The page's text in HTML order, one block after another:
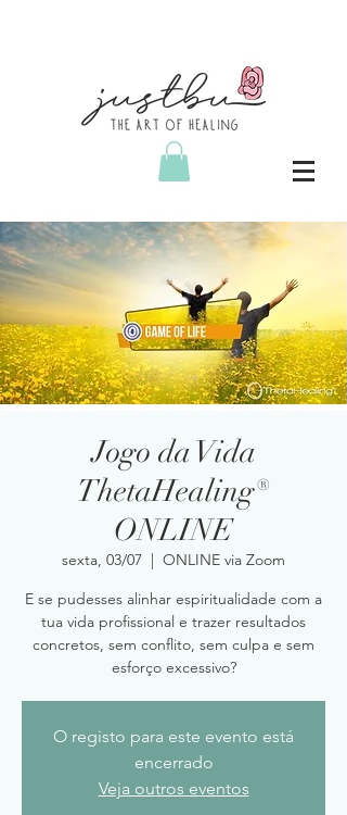
Jogo da Vida
ThetaHealing®
ONLINE
sexta, 03/07
  |
ONLINE via Zoom
E se pudesses alinhar espiritualidade com a
tua vida profissional e trazer resultados
concretos, sem conflito, sem culpa e sem
esforço excessivo?
O registo para este evento está
encerrado
Veja outros eventos